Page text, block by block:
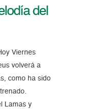
del
Viernes
volverá a
como ha sido
Lamas y